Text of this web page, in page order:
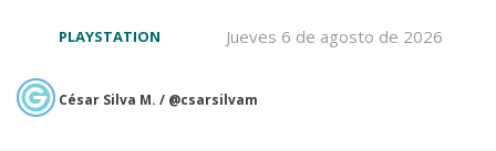
Jueves 6 de agosto de 2026
PLAYSTATION
César Silva M. / @csarsilvam